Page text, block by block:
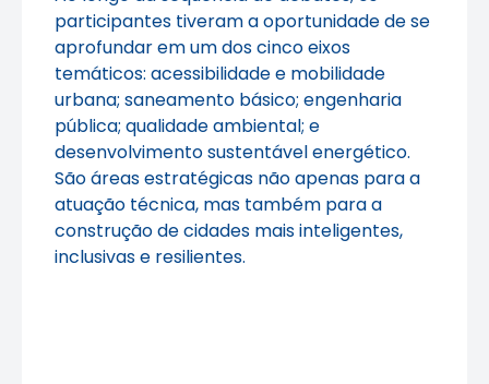
participantes tiveram a oportunidade de se
aprofundar em um dos cinco eixos
temáticos: acessibilidade e mobilidade
urbana; saneamento básico; engenharia
pública; qualidade ambiental; e
desenvolvimento sustentável energético.
São áreas estratégicas não apenas para a
atuação técnica, mas também para a
construção de cidades mais inteligentes,
inclusivas e resilientes.